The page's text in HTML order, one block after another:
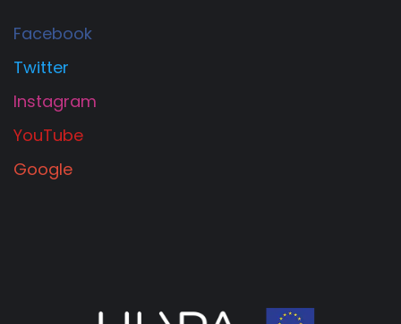
Facebook
Twitter
Instagram
YouTube
Google